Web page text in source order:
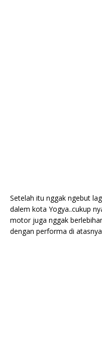
Setelah itu nggak ngebut
dalem kota Yogya..cukup
motor juga nggak
dengan performa di